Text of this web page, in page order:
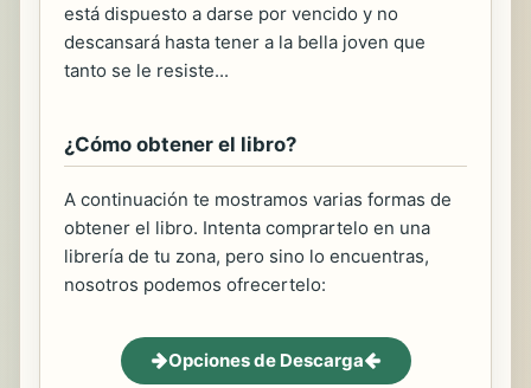
está dispuesto a darse por vencido y no
descansará hasta tener a la bella joven que
tanto se le resiste...
¿Cómo obtener el libro?
A continuación te mostramos varias formas de
obtener el libro. Intenta comprartelo en una
librería de tu zona, pero sino lo encuentras,
nosotros podemos ofrecertelo:
Opciones de Descarga